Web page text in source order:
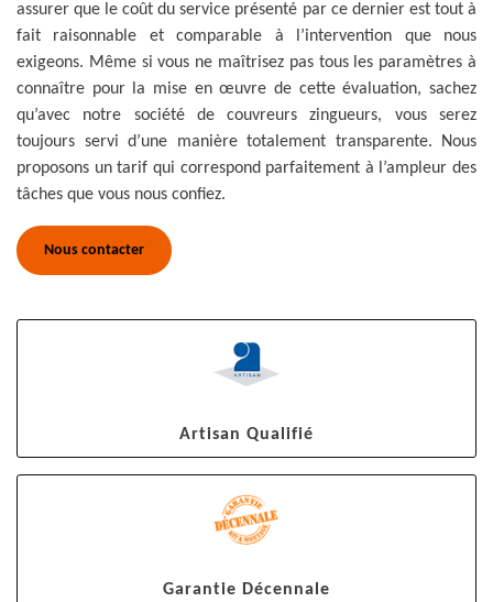
assurer que le coût du service présenté par ce dernier est tout à
fait raisonnable et comparable à l’intervention que nous
exigeons. Même si vous ne maîtrisez pas tous les paramètres à
connaître pour la mise en œuvre de cette évaluation, sachez
qu’avec notre société de couvreurs zingueurs, vous serez
toujours servi d’une manière totalement transparente. Nous
proposons un tarif qui correspond parfaitement à l’ampleur des
tâches que vous nous confiez.
Nous contacter
Artisan Qualifié
Garantie Décennale